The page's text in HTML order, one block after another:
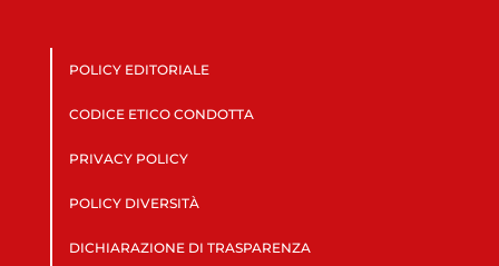
POLICY EDITORIALE
CODICE ETICO CONDOTTA
PRIVACY POLICY
POLICY DIVERSITÀ
DICHIARAZIONE DI TRASPARENZA